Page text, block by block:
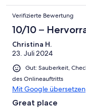
Verifizierte Bewertung
10/10 –
Christina H.
23. Juli 2024
Gut: Sauberkeit,
des Onlineauftritts
Mit Google übersetzen
Great place